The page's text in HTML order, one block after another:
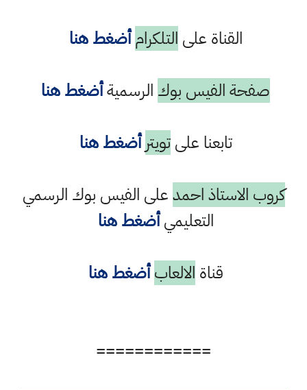
القناة على التلكرام أضغط هنا
صفحة الفيس بوك الرسميةأضغط هنا
تابعنا علىتويتر أضغط هنا
كروب الاستاذ احمدعلى الفيس بوك الرسمي
التعليميأضغط هنا
قناة الالعاب أضغط هنا
============